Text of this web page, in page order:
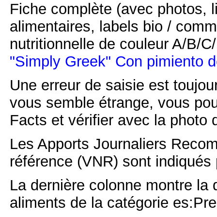
Fiche complète (avec photos,
alimentaires, labels bio /
nutritionnelle de couleur A/B/
"Simply Greek" Con pimiento
Une erreur de saisie est
vous semble étrange, vous
Facts et vérifier avec la photo
Les Apports Journaliers
référence (VNR) sont
La dernière colonne montre
aliments de la catégorie